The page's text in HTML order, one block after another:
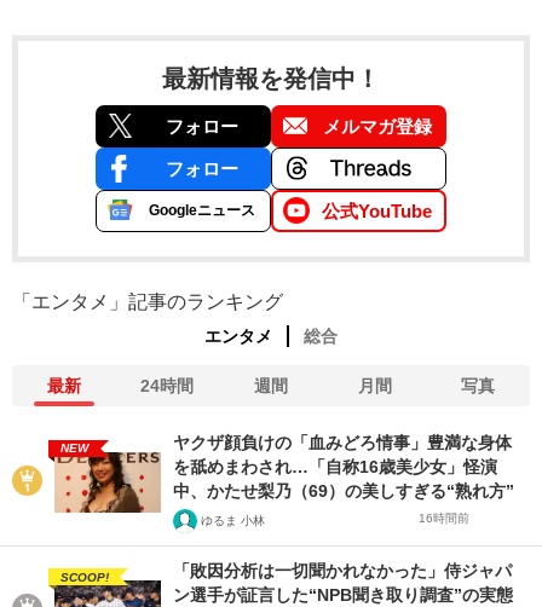
最新情報を発信中！
フォロー メルマガ登録
フォロー
Googleニュース 公式YouTube
「エンタメ」記事のランキング
エンタメ 総合
最新 24時間 週間 月間 写真
NEW
ヤクザ顔負けの「血みどろ情事」豊満な身体
を舐めまわされ…「自称16歳美少女」怪演
中、かたせ梨乃（69）の美しすぎる“熟れ方”
ゆるま 小林 16時間前
SCOOP!
「敗因分析は一切聞かれなかった」侍ジャパ
ン選手が証言した“NPB聞き取り調査”の実態